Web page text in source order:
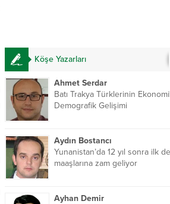
Köşe Yazarları
Ahmet Serdar
Batı Trakya Türklerinin
Demografik Gelişimi
Aydın Bostancı
Yunanistan’da 12 yıl sonra ilk
maaşlarına zam geliyor
Ayhan Demir